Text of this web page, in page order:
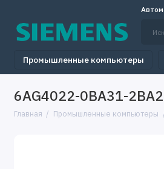
Промышленные компьютеры
6AG4022-0BA31-2BA2
Главная Промышленные компьютеры